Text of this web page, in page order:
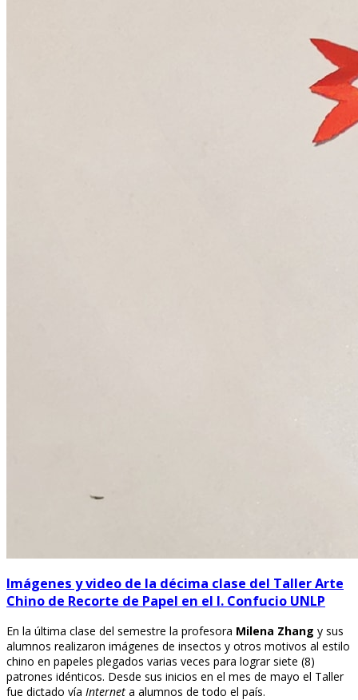
Imágenes y video de la décima clase del Taller Arte
Chino de Recorte de Papel en el I. Confucio UNLP
En la última clase del semestre la profesora Milena Zhang y sus
alumnos realizaron imágenes de insectos y otros motivos al estilo
chino en papeles plegados varias veces para lograr siete (8)
patrones idénticos. Desde sus inicios en el mes de mayo el Taller
fue dictado vía Internet a alumnos de todo el país.